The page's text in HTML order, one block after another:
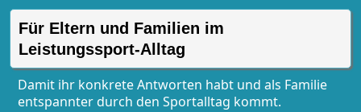
Für Eltern und Familien im
Leistungssport-Alltag
Damit ihr konkrete Antworten habt und als Familie
entspannter durch den Sportalltag kommt.